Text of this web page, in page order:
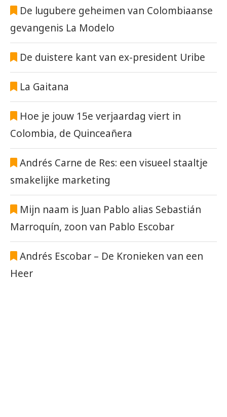
De lugubere geheimen van Colombiaanse
gevangenis La Modelo
De duistere kant van ex-president Uribe
La Gaitana
Hoe je jouw 15e verjaardag viert in
Colombia, de Quinceañera
Andrés Carne de Res: een visueel staaltje
smakelijke marketing
Mijn naam is Juan Pablo alias Sebastián
Marroquín, zoon van Pablo Escobar
Andrés Escobar – De Kronieken van een
Heer